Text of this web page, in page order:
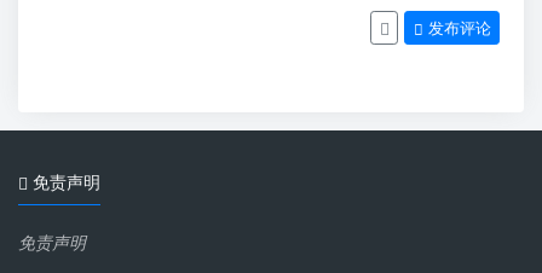
发布评论
免责声明
免责声明